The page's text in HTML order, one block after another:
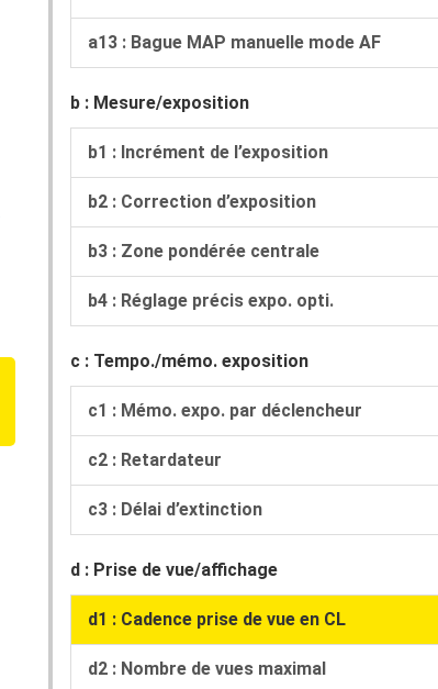
a13 : Bague MAP manuelle mode AF
b : Mesure/exposition
b1 : Incrément de l’exposition
b2 : Correction d’exposition
b3 : Zone pondérée centrale
b4 : Réglage précis expo. opti.
c : Tempo./mémo. exposition
c1 : Mémo. expo. par déclencheur
c2 : Retardateur
c3 : Délai d’extinction
d : Prise de vue/affichage
d1 : Cadence prise de vue en CL
d2 : Nombre de vues maximal